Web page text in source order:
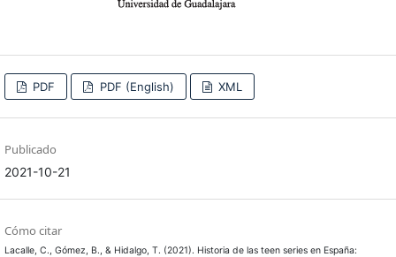
PDF PDF (English) XML
Publicado
2021-10-21
Cómo citar
Lacalle, C., Gómez, B., & Hidalgo, T. (2021). Historia de las teen series en España: